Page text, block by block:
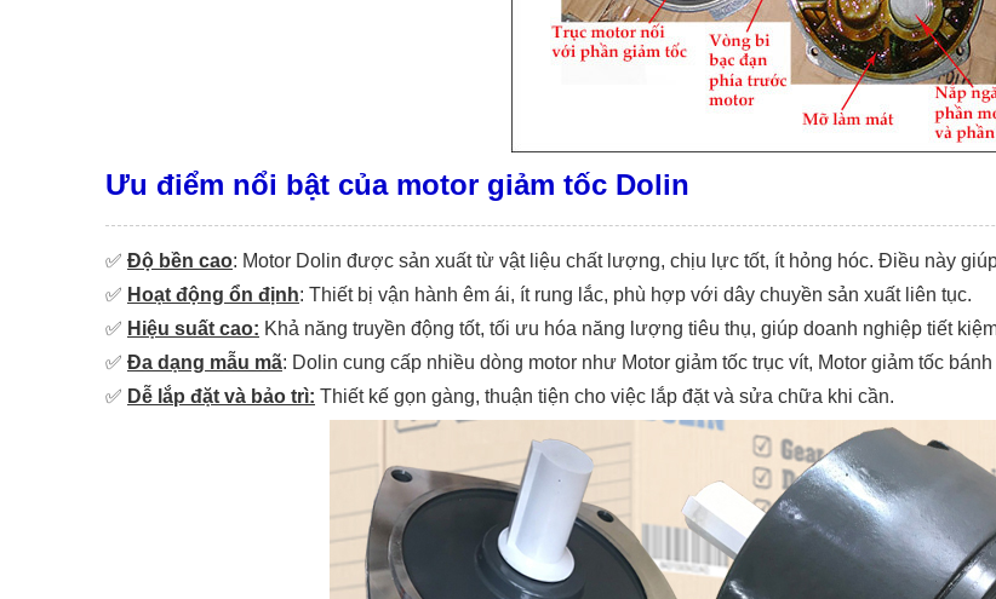
Ưu điểm nổi bật của motor giảm tốc Dolin
✅ Độ bền cao: Motor Dolin được sản xuất từ vật liệu chất lượng, chịu lực tốt, ít hỏng hóc. Điều này
✅ Hoạt động ổn định: Thiết bị vận hành êm ái, ít rung lắc, phù hợp với dây chuyền sản xuất liên tục.
✅ Hiệu suất cao: Khả năng truyền động tốt, tối ưu hóa năng lượng tiêu thụ, giúp doanh nghiệp tiết
✅ Đa dạng mẫu mã: Dolin cung cấp nhiều dòng motor như Motor giảm tốc trục vít, Motor giảm tốc
✅ Dễ lắp đặt và bảo trì: Thiết kế gọn gàng, thuận tiện cho việc lắp đặt và sửa chữa khi cần.